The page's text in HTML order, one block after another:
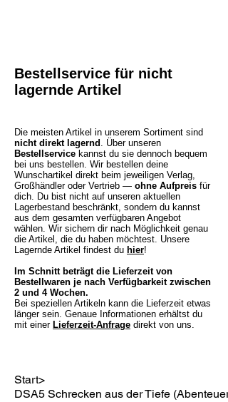
Bestellservice für nicht
lagernde Artikel
Die meisten Artikel in unserem Sortiment sind
nicht direkt lagernd
. Über unseren
Bestellservice kannst du sie dennoch bequem
bei uns bestellen. Wir bestellen deine
Wunschartikel direkt beim jeweiligen Verlag,
Großhändler oder Vertrieb — ohne Aufpreis für
dich. Du bist nicht auf unseren aktuellen
Lagerbestand beschränkt, sondern du kannst
aus dem gesamten verfügbaren Angebot
wählen. Wir sichern dir nach Möglichkeit genau
die Artikel, die du haben möchtest. Unsere
Lagernde Artikel findest du hier!​
Im Schnitt beträgt die Lieferzeit von
Bestellwaren je nach Verfügbarkeit zwischen
2 und 4 Wochen.
Bei speziellen Artikeln kann die Lieferzeit etwas
länger sein. Genaue Informationen erhältst du
mit einer Lieferzeit-Anfrage direkt von uns.
Start>
DSA5 Schrecken aus der Tiefe (Abenteuer)